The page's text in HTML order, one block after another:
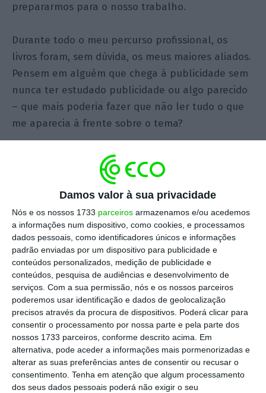
Damos valor à sua privacidade
Nós e os nossos 1733 parceiros armazenamos e/ou acedemos
a informações num dispositivo, como cookies, e processamos
dados pessoais, como identificadores únicos e informações
padrão enviadas por um dispositivo para publicidade e
conteúdos personalizados, medição de publicidade e
conteúdos, pesquisa de audiências e desenvolvimento de
serviços. Com a sua permissão, nós e os nossos parceiros
poderemos usar identificação e dados de geolocalização
precisos através da procura de dispositivos. Poderá clicar para
consentir o processamento por nossa parte e pela parte dos
nossos 1733 parceiros, conforme descrito acima. Em
alternativa, pode aceder a informações mais pormenorizadas e
alterar as suas preferências antes de consentir ou recusar o
consentimento. Tenha em atenção que algum processamento
dos seus dados pessoais poderá não exigir o seu
prepararmos para o nosso trabalho.
Durante todo o meu percurso profissional, os
livros foram, sem dúvida, os meus maiores aliados.
Pensem em alguém que chega à publicidade sem
nunca ter estudado publicidade ou algo parecido
– que mais poderia fazer que não ler tudo o que
me aparecia à frente sobre o tema?
Foram os livros que me transformaram no
profissional que sou hoje. Mas foram
principalmente os livros auto-biograficos que mais
me ensinaram. Não sobre as técnicas de como
fazer um anúncio (isso aprende-se a fazer), mas
antes sobre como sobreviver neste mundo que
tem tanto de apaixonante como de desafiante.
Hoje deixo-vos 5 sugestões de auto-biografias de
grandes publicitários, que certamente também
vos vão ajudar:
1. “Confissões de um publicitário” –
David Ogilvy